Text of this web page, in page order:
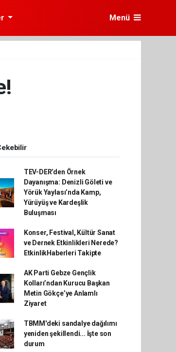
Menü
TEV-DER’den Örnek
Dayanışma: Denizli Göleti ve
Yörük Yaylası’nda Kamp,
Yürüyüş ve Kardeşlik
Buluşması
Konser, Festival, Kültür Sanat
ve Dernek Etkinlikleri Nerede?
EtkinlikHaberleri Takipte
AK Parti Gebze Gençlik
Kolları’ndan Kurucu Başkan
Metin Gökçe’ye Anlamlı
Ziyaret
TBMM'deki sandalye dağılımı
yeniden şekillendi... İşte son
durum